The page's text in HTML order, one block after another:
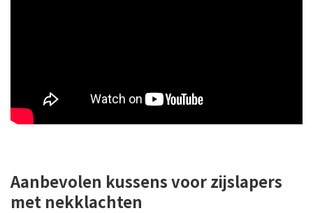
Aanbevolen kussens voor zijslapers
met nekklachten